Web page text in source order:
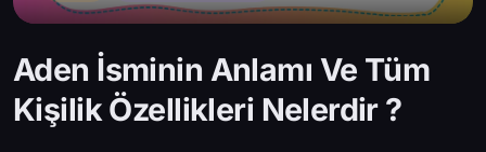
Aden İsminin Anlamı Ve Tüm
Kişilik Özellikleri Nelerdir ?